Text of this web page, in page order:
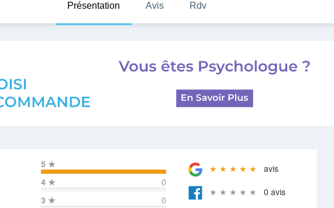
Présentation Avis Rdv
5 ★
4 ★
0
3 ★
0
★ ★ ★ ★ ★ avis
★ ★ ★ ★ ★ 0 avis